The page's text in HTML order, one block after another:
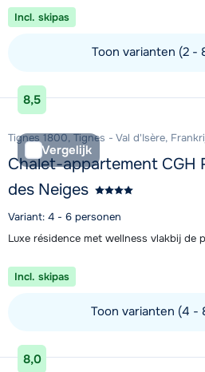
Incl. skipas
Toon varianten (2 -
Bekijk accommodatie
8,5
Vergelijk
Tignes 1800, Tignes - Val d'Isère,
Chalet-appartement CGH
des Neiges
Variant: 4 - 6 personen
Luxe résidence met wellness vlakbij de
Incl. skipas
Toon varianten (4 -
Bekijk accommodatie
8,0